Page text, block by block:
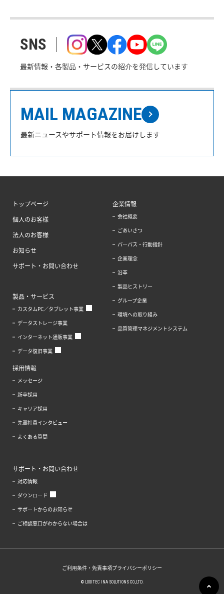
SNS
最新情報・各製品・サービスの紹介を発信しています
MAIL MAGAZINE
最新ニュースやサポート情報をお届けします
トップページ
個人のお客様
法人のお客様
お知らせ
サポート・お問い合わせ
製品・サービス
カスタムPC／タブレット事業
データストレージ事業
インターネット通販事業
データ復旧事業
企業情報
会社概要
ごあいさつ
パーパス・行動指針
企業理念
沿革
製品ヒストリー
グループ企業
環境への取り組み
品質管理マネジメントシステム
採用情報
メッセージ
新卒採用
キャリア採用
先輩社員インタビュー
よくある質問
サポート・お問い合わせ
対応情報
ダウンロード
サポートからのお知らせ
ご相談窓口がわからない場合は
ご利用条件・免責事項プライバシーポリシー
© LOGITEC INA SOLUTIONS CO.,LTD.